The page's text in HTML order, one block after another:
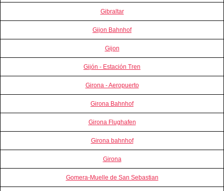
Gibraltar
Gijon Bahnhof
Gijon
Gijón - Estación Tren
Girona - Aeropuerto
Girona Bahnhof
Girona Flughafen
Girona bahnhof
Girona
Gomera-Muelle de San Sebastian